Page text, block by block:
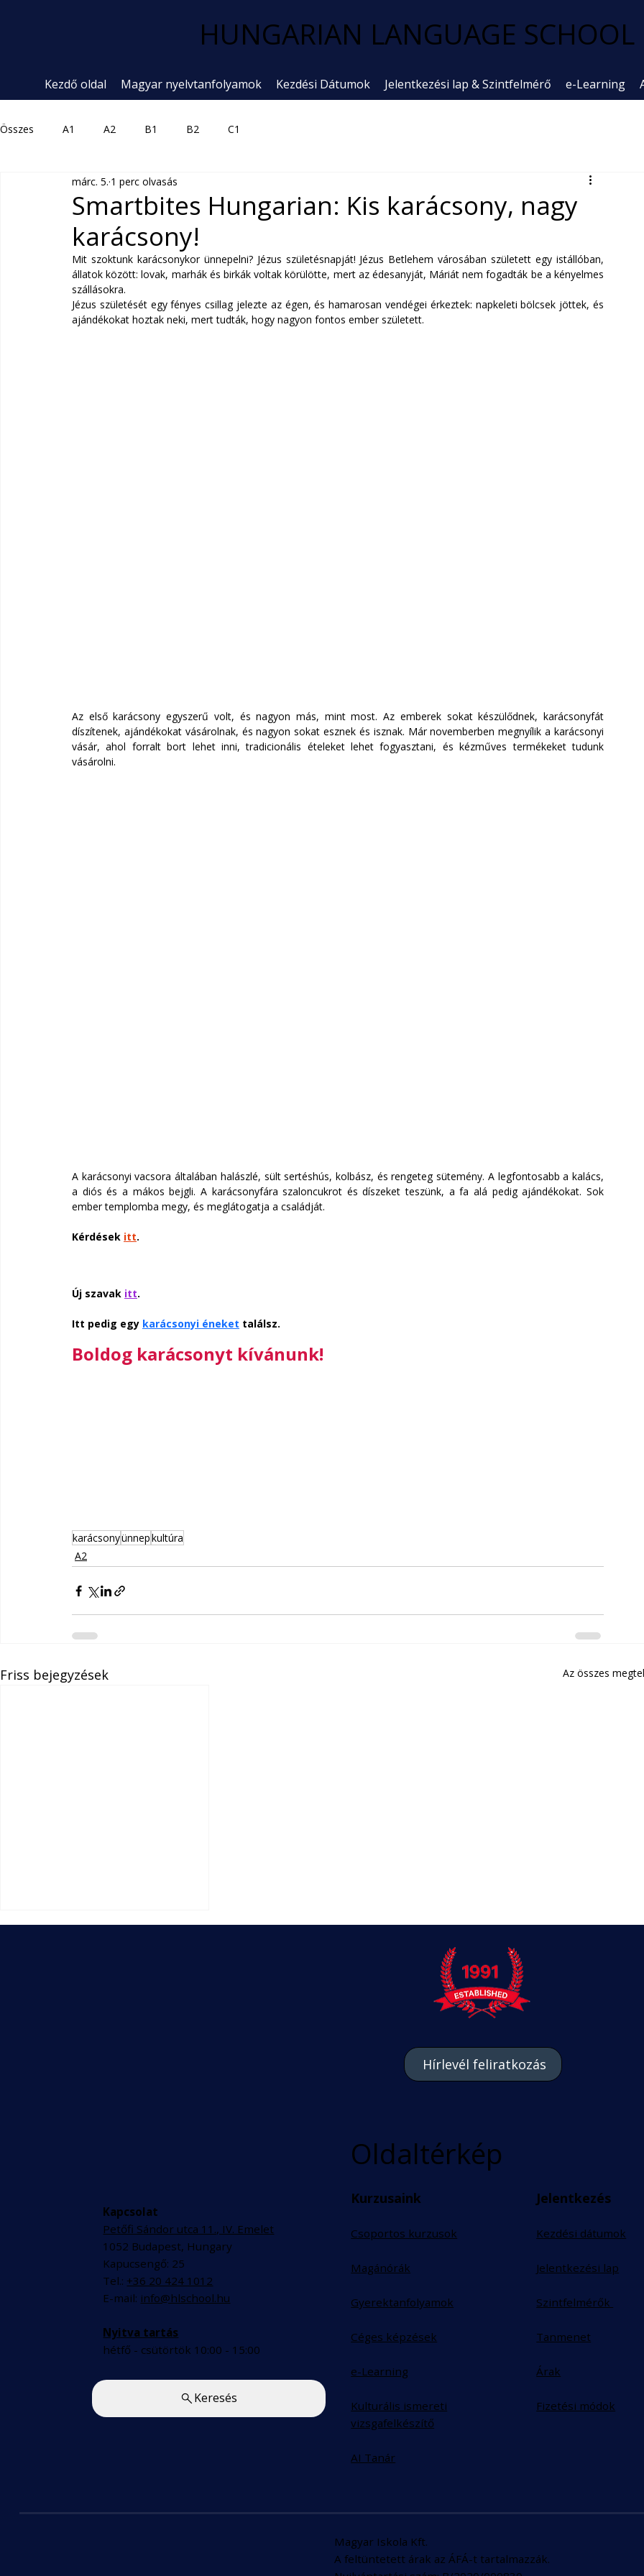
HUNGARIAN LANGUAGE SCHOOL
Kezdő oldal Magyar nyelvtanfolyamok Kezdési Dátumok Jelentkezési lap & Szintfelmérő e-Learning
Összes A1 A2 B1 B2 C1
Smartbites Hungarian: Kis karácsony, nagy
karácsony!
márc. 5. 1 perc olvasás
Mit szoktunk karácsonykor ünnepelni? Jézus születésnapját! Jézus Betlehem városában született egy istállóban,
állatok között: lovak, marhák és birkák voltak körülötte, mert az édesanyját, Máriát nem fogadták be a kényelmes
szállásokra.
Jézus születését egy fényes csillag jelezte az égen, és hamarosan vendégei érkeztek: napkeleti bölcsek jöttek, és
ajándékokat hoztak neki, mert tudták, hogy nagyon fontos ember született.
Az első karácsony egyszerű volt, és nagyon más, mint most. Az emberek sokat készülődnek, karácsonyfát
díszítenek, ajándékokat vásárolnak, és nagyon sokat esznek és isznak. Már novemberben megnyílik a karácsonyi
vásár, ahol forralt bort lehet inni, tradicionális ételeket lehet fogyasztani, és kézműves termékeket tudunk
vásárolni.
A karácsonyi vacsora általában halászlé, sült sertéshús, kolbász, és rengeteg sütemény. A legfontosabb a kalács,
a diós és a mákos bejgli. A karácsonyfára szaloncukrot és díszeket teszünk, a fa alá pedig ajándékokat. Sok
ember templomba megy, és meglátogatja a családját.
Kérdések itt.
Új szavak itt.
Itt pedig egy karácsonyi éneket találsz.
Boldog karácsonyt kívánunk!
karácsonyünnepkultúra
A2
Friss bejegyzések Az összes
Hírlevél feliratkozás
Oldaltérkép
Kurzusaink
Csoportos kurzusok
Magánórák
Gyerektanfolyamok
Céges képzések
e-Learning
Kulturális ismereti
vizsgafelkészítő
AI Tanár
Jelentkezés
Kezdési dátumok
Jelentkezési lap
Szintfelmérők
Tanmenet
Árak
Fizetési módok
Kapcsolat
Petőfi Sándor utca 11., IV. Emelet
1052 Budapest, Hungary
Kapucsengő: 25
Tel.: +36 20 424 1012
E-mail: info@hlschool.hu
Nyitva tartás
hétfő - csütörtök 10:00 - 15:00
Keresés
Magyar Iskola Kft.
A feltüntetett árak az ÁFÁ-t tartalmazzák.